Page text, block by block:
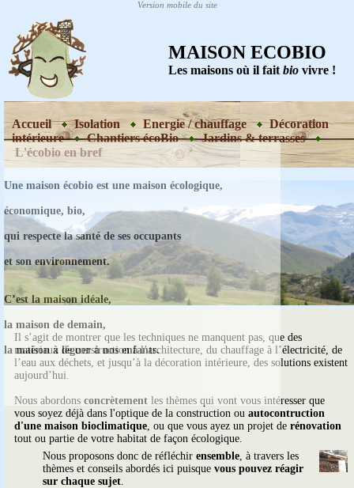
Accueil Isolation Energie / chauffage
Décoration
intérieure
Chantiers écoBio
Jardins & terrasses
L'écobio en bref
Une maison écobio est une maison écologique,
économique, bio,
qui respecte la santé de ses occupants
et son environnement.
C’est la maison idéale,
la maison de demain,
la maison à léguer à nos enfants.
Il s’agit de montrer que les techniques ne manquent pas, que des
matériaux de construction à l’architecture, du chauffage à l’électricité, de
l’eau aux déchets, et jusqu’à la décoration intérieure, des solutions existent
aujourd’hui.
Nous abordons concrètement les thèmes qui vont vous intéresser que
vous soyez déjà dans l'optique de la construction ou autocontruction
d'une maison bioclimatique , ou que vous ayez un projet de rénovation
tout ou partie de votre habitat de façon écologique.
Nous proposons donc de réfléchir ensemble , à travers les
thèmes et conseils abordés ici puisque vous pouvez réagir
sur chaque sujet
MAISON ECOBIO
Les maisons où il fait bio vivre !